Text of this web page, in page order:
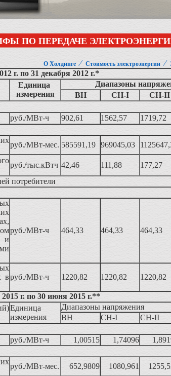
ПО ПЕРЕДАЧЕ
О Холдинге ⁄ Стоимость электроэнергии ⁄
г. по 31 декабря 2012 г.*
Единица
измерения
Диапазоны
ВН
СН-I СН-II
руб./МВт-ч 902,61 1562,57 1719,72
руб./МВт-мес. 585591,19 969045,03
руб./тыс.кВтч 42,46 111,88 177,27
потребители
и
руб./МВт-ч 464,33 464,33 464,33
вруб./МВт-ч 1220,82 1220,82 1220,82
г. по 30 июня 2015 г.**
Единица
измерения
Диапазоны напряжения
ВН
СН-I СН-II
руб./МВт-ч 1,00515 1,74096
руб./МВт-мес. 652,9809 1080,961